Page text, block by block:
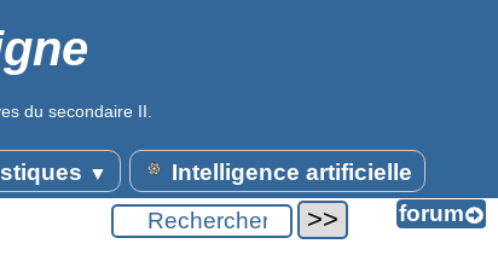
du secondaire II.
▼ Intelligence artificielle